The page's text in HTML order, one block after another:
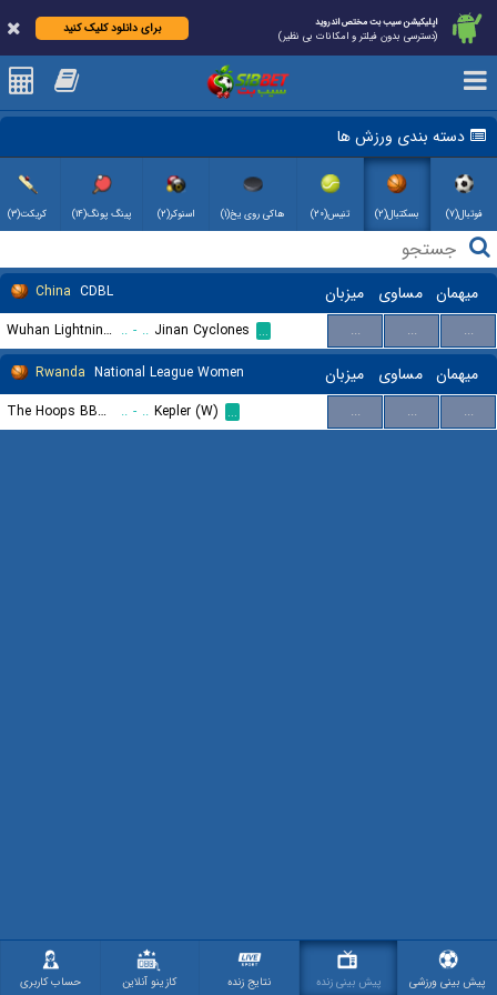
اپلیکیشن سیب بت مختص اندروید
(دسترسی بدون فیلتر و امکانات بی نظیر)
برای دانلود کلیک کنید
دسته بندی ورزش ها
فوتبال(۷) بسکتبال(۲) تنیس(۲۰) هاکی روی یخ(۱) اسنوکر(۲) پینگ پونگ(۱۴) کریکت(۳)
China CDBL میزبان مساوی میهمان
Wuhan Lightnings .. - .. Jinan Cyclones ... ... ...
...
Rwanda National League Women میزبان مساوی میهمان
The Hoops BBC (W) .. - .. Kepler (W) ... ... ... ...
پیش بینی ورزشی پیش بینی زنده نتایج زنده کازینو آنلاین حساب کاربری